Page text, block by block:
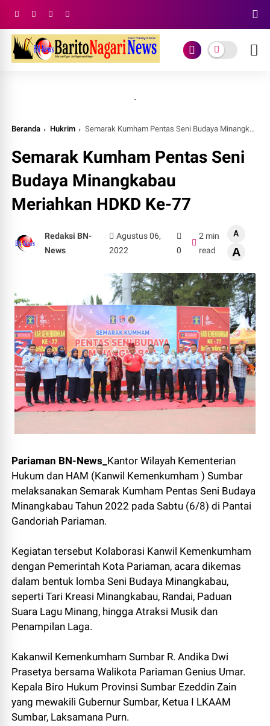
.
Beranda Hukrim Semarak Kumham Pentas Seni Budaya Minangkabau Meriahkan HDKD Ke-77
Semarak Kumham Pentas Seni
Budaya Minangkabau
Meriahkan HDKD Ke-77
Redaksi BN-
News
Agustus 06,
2022
0
2 min
read
A
A
Pariaman BN-News_ Kantor Wilayah Kementerian
Hukum dan HAM (Kanwil Kemenkumham ) Sumbar
melaksanakan Semarak Kumham Pentas Seni Budaya
Minangkabau Tahun 2022 pada Sabtu (6/8) di Pantai
Gandoriah Pariaman.
Kegiatan tersebut Kolaborasi Kanwil Kemenkumham
dengan Pemerintah Kota Pariaman, acara dikemas
dalam bentuk lomba Seni Budaya Minangkabau,
seperti Tari Kreasi Minangkabau, Randai, Paduan
Suara Lagu Minang, hingga Atraksi Musik dan
Penampilan Laga.
Kakanwil Kemenkumham Sumbar R. Andika Dwi
Prasetya bersama Walikota Pariaman Genius Umar.
Kepala Biro Hukum Provinsi Sumbar Ezeddin Zain
yang mewakili Gubernur Sumbar, Ketua I LKAAM
Sumbar, Laksamana Purn.